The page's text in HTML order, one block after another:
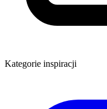
Kategorie inspiracji